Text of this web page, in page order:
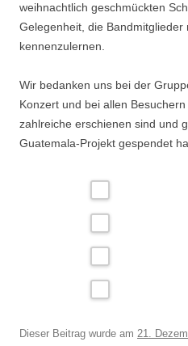
weihnachtlich geschmückten
Gelegenheit, die
kennenzulernen.
Wir bedanken uns bei der
Konzert und bei allen
zahlreiche erschienen sind und
Guatemala-Projekt gespendet
Dieser Beitrag wurde am 21.